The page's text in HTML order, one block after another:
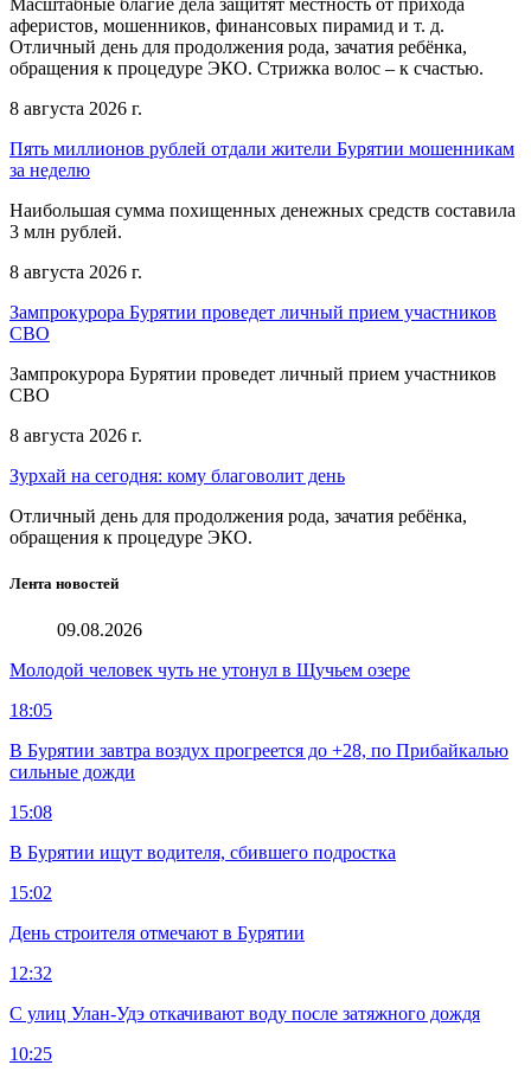
аферистов, мошенников, финансовых пирамид и т. д.
Отличный день для продолжения рода, зачатия ребёнка,
обращения к процедуре ЭКО. Стрижка волос – к счастью.
8 августа 2026 г.
Пять миллионов рублей отдали жители Бурятии мошенникам
за неделю
Наибольшая сумма похищенных денежных средств составила
3 млн рублей.
8 августа 2026 г.
Зампрокурора Бурятии проведет личный прием участников
СВО
Зампрокурора Бурятии проведет личный прием участников
СВО
8 августа 2026 г.
Зурхай на сегодня: кому благоволит день
Отличный день для продолжения рода, зачатия ребёнка,
обращения к процедуре ЭКО.
Лента новостей
09.08.2026
Молодой человек чуть не утонул в Щучьем озере
18:05
В Бурятии завтра воздух прогреется до +28, по Прибайкалью
сильные дожди
15:08
В Бурятии ищут водителя, сбившего подростка
15:02
День строителя отмечают в Бурятии
12:32
С улиц Улан-Удэ откачивают воду после затяжного дождя
10:25